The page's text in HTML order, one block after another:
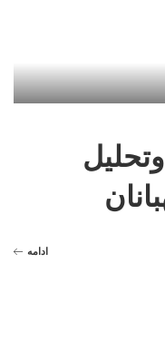
ادامه